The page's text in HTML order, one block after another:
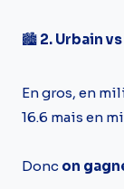
🏙️ 2. Urbain
En gros, en
16.6 mais en
Donc on